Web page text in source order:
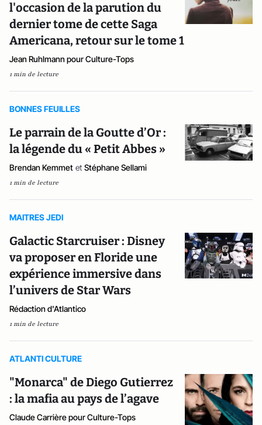
l'occasion de la parution du
dernier tome de cette Saga
Americana, retour sur le tome 1
Jean Ruhlmann pour Culture-Tops
1 min de lecture
BONNES FEUILLES
Le parrain de la Goutte d’Or :
la légende du « Petit Abbes »
Brendan Kemmet et Stéphane Sellami
1 min de lecture
MAITRES JEDI
Galactic Starcruiser : Disney
va proposer en Floride une
expérience immersive dans
l’univers de Star Wars
Rédaction d'Atlantico
1 min de lecture
ATLANTI CULTURE
"Monarca" de Diego Gutierrez
: la mafia au pays de l’agave
Claude Carrière pour Culture-Tops